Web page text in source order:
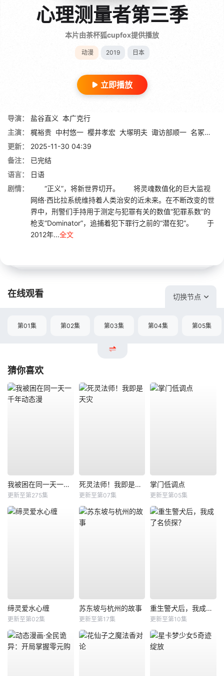
心理测量者第三季
本片由茶杯狐cupfox提供播放
动漫 2019 日本
立即播放
导演： 盐谷直义 本广克行
主演：
梶裕贵 中村悠一 樱井孝宏 大塚明夫 诹访部顺一 名冢佳织
更新：
2025-11-30 04:39
备注：
已完结
语言：
日语
剧情：
“正义”，将新世界切开。 将灵魂数值化的巨大监视
网络·西比拉系统维持着人类治安的近未来。在不断改变的世
界中，刑警们手持用于测定与犯罪有关的数值“犯罪系数”的
枪支“Dominator”，追捕着犯下罪行之前的“潜在犯”。 于
2012年...全文
在线观看 切换节点
第01集 第02集 第03集 第04集 第05集
猜你喜欢
我被困在同一天一千年动态漫
更新至第275集
死灵法师！我即是天灾
更新至第07集
掌门低调点
更新至第05集
缔灵爱水心缠
更新至第02集
苏东坡与杭州的故事
更新至第17集
重生警犬后，我成了名侦探？
更新至第10集